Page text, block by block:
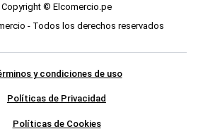
Copyright © Elcomercio.pe
- Todos los derechos reservados
y condiciones de uso
Políticas de Privacidad
Políticas de Cookies